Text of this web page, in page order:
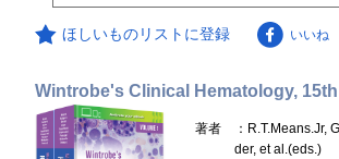
ほしいものリストに登録 いいね
Wintrobe's Clinical Hematology,
著者
：R.T.Means.Jr,
der, et al.(eds.)